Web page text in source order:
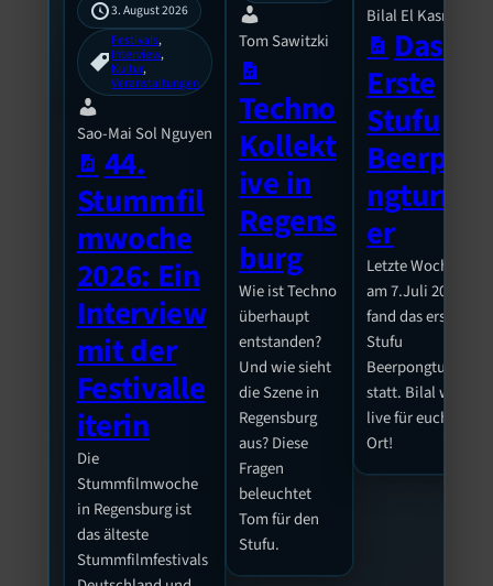
3. August 2026
Festivals
Interview
Kultur
Veranstaltungen
Sao-Mai Sol Nguyen
44.
Stummfil
mwoche
2026: Ein
Interview
mit der
Festivalle
iterin
Die
Stummfilmwoche
in Regensburg ist
das älteste
Stummfilmfestivals
Tom Sawitzki
Techno
Kollekt
ive in
Regens
burg
Wie ist Techno
überhaupt
entstanden?
Und wie sieht
die Szene in
Regensburg
aus? Diese
Fragen
beleuchtet
Tom für den
Stufu.
Bilal El Kasmi
Das
Erste
Stufu
Beerpo
ngturni
er
Letzte Woche
am 7.Juli 2026
fand das erste
Stufu
Beerpongturnier
statt. Bilal war
live für euch vor
Ort!